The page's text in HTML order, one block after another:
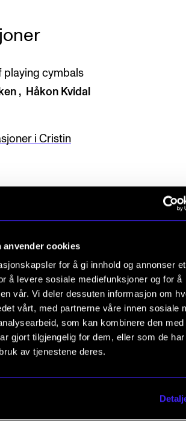
anvender cookies
for å gi innhold og annonser et
å levere sosiale mediefunksjoner og for å
vår. Vi deler dessuten informasjon om
vårt, med partnerne våre innen sosiale
som kan kombinere den med
gjort tilgjengelig for dem, eller som de
av tjenestene deres.
playing cymbals
, Håkon Kvidal
i Cristin
Bjørn Arne